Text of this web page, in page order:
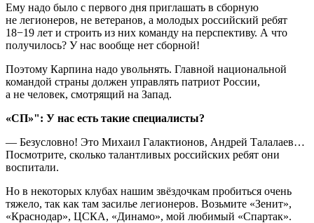
Ему надо было с первого дня приглашать в сборную
не легионеров, не ветеранов, а молодых российский ребят
18−19 лет и строить из них команду на перспективу. А что
получилось? У нас вообще нет сборной!
Поэтому Карпина надо увольнять. Главной национальной
командой страны должен управлять патриот России,
а не человек, смотрящий на Запад.
«СП»": У нас есть такие специалисты?
— Безусловно! Это Михаил Галактионов, Андрей Талалаев…
Посмотрите, сколько талантливых российских ребят они
воспитали.
Но в некоторых клубах нашим звёздочкам пробиться очень
тяжело, так как там засилье легионеров. Возьмите «Зенит»,
«Краснодар», ЦСКА, «Динамо», мой любимый «Спартак».